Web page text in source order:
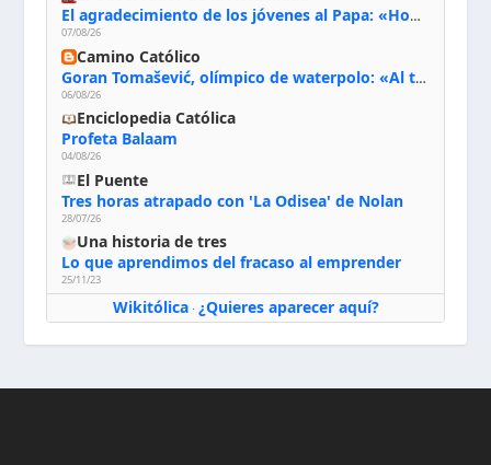
El agradecimiento de los jóvenes al Papa: «Hoy nos sentimos Iglesia»
07/08/26
Camino Católico
Goran Tomašević, olímpico de waterpolo: «Al terminar el Camino de Santiago entregué mi vida a Cristo; hablé con Dios y le dije: ‘Estoy listo; estoy a tu servicio. Puedo llevar lo que sea necesario para ti’»
06/08/26
Enciclopedia Católica
Profeta Balaam
04/08/26
El Puente
Tres horas atrapado con 'La Odisea' de Nolan
28/07/26
Una historia de tres
Lo que aprendimos del fracaso al emprender
25/11/23
Wikitólica· ¿Quieres aparecer aquí?